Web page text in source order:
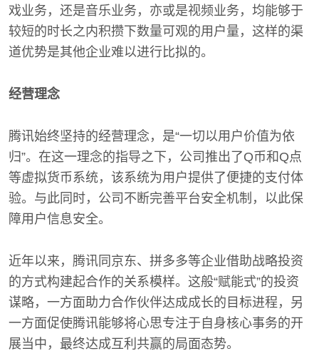
戏业务，还是音乐业务，亦或是视频业务，均能够于
较短的时长之内积攒下数量可观的用户量，这样的渠
道优势是其他企业难以进行比拟的。
经营理念
腾讯始终坚持的经营理念，是“一切以用户价值为依
归”。在这一理念的指导之下，公司推出了Q币和Q点
等虚拟货币系统，该系统为用户提供了便捷的支付体
验。与此同时，公司不断完善平台安全机制，以此保
障用户信息安全。
近年以来，腾讯同京东、拼多多等企业借助战略投资
的方式构建起合作的关系模样。这般“赋能式”的投资
谋略，一方面助力合作伙伴达成成长的目标进程，另
一方面促使腾讯能够将心思专注于自身核心事务的开
展当中，最终达成互利共赢的局面态势。